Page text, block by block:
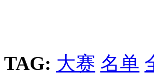
TAG: 大赛 名单